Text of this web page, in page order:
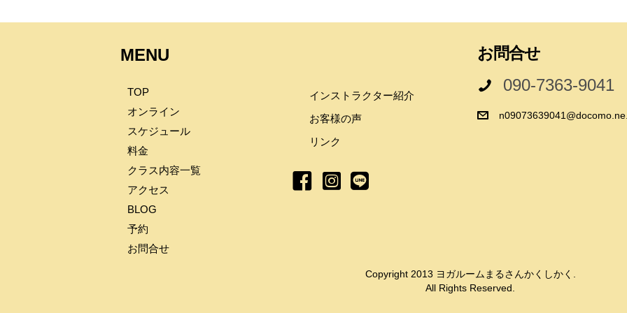
MENU
TOP
オンライン
スケジュール
料金
クラス内容一覧
アクセス
BLOG
予約
お問合せ
インストラクター紹介
お客様の声
リンク
お問合せ
090-7363-9041
Copyright 2013 ヨガルームまるさんかくしかく.
All Rights Reserved.